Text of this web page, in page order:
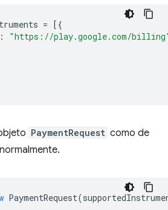
= [{
:
"https://play.google.com/
PaymentRequest como de
PaymentRequest(